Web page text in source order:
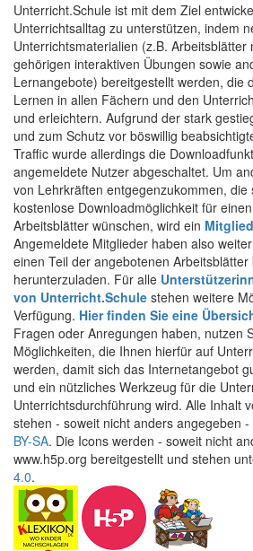
Unterricht.Schule ist mit dem Ziel
Unterrichtsalltag zu unterstützen, indem
Unterrichtsmaterialien (z.B. Arbeitsblätter
gehörigen interaktiven Übungen sowie
Lernangebote) bereitgestellt werden, die
Lernen in allen Fächern und den
und erleichtern. Aufgrund der stark
und zum Schutz vor böswillig
Traffic wurde allerdings die
angemeldete Nutzer abgeschaltet. Um
von Lehrkräften entgegenzukommen, die
kostenlose Downloadmöglichkeit für
Arbeitsblätter wünschen, wird ein
Angemeldete Mitglieder haben also
einen Teil der angebotenen Arbeitsblätter
herunterzuladen. Für alle
von Unterricht.Schule stehen weitere
Verfügung. Hier finden Sie eine
Fragen oder Anregungen haben, nutzen
Möglichkeiten, die Ihnen hierfür auf
werden, damit sich das Internetangebot
und ein nützliches Werkzeug für die
Unterrichtsdurchführung wird. Alle Inhalt
stehen - soweit nicht anders angegeben
BY-SA. Die Icons werden - soweit nicht
www.h5p.org bereitgestellt und stehen
4.0.